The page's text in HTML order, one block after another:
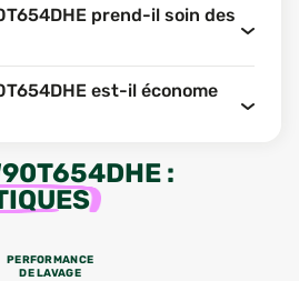
prend-il soin des
est-il économe
:
PERFORMANCE
DE LAVAGE